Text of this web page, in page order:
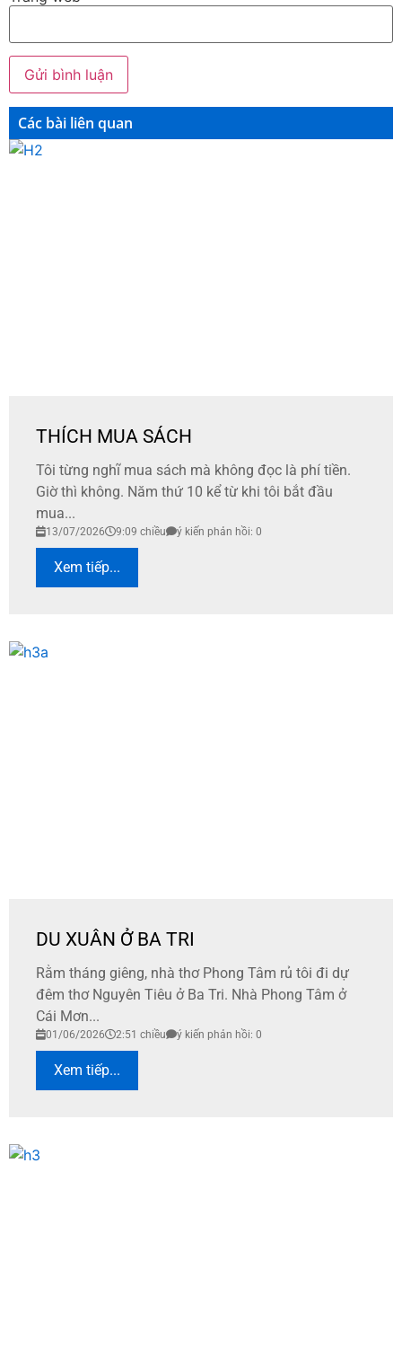
Các bài liên quan
THÍCH MUA SÁCH
Tôi từng nghĩ mua sách mà không đọc là phí tiền.
Giờ thì không. Năm thứ 10 kể từ khi tôi bắt đầu
mua...
13/07/2026 9:09 chiều ý kiến phản hồi: 0
Xem tiếp...
DU XUÂN Ở BA TRI
Rằm tháng giêng, nhà thơ Phong Tâm rủ tôi đi dự
đêm thơ Nguyên Tiêu ở Ba Tri. Nhà Phong Tâm ở
Cái Mơn...
01/06/2026 2:51 chiều ý kiến phản hồi: 0
Xem tiếp...